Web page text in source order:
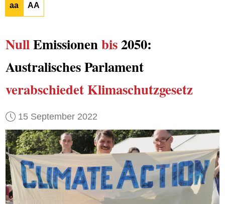
aa AA
NullEmissionenbis2050:
Australisches Parlament
verabschiedet Klimaschutzgesetz
15 September 2022